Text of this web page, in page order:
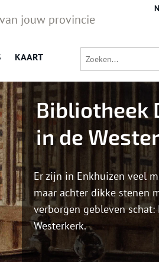
jouw provincie
KAART
Bibliotheek
in de
Er zijn in Enkhuizen veel
maar achter dikke stenen
verborgen gebleven
Westerkerk.